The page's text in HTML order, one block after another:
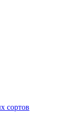
сортов